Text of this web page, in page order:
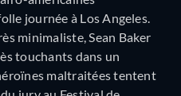
journée à Los Angeles.
minimaliste, Sean Baker
touchants dans un
maltraitées tentent